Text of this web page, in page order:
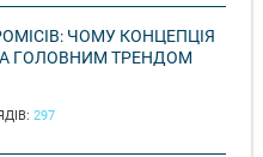
ЧОМУ КОНЦЕПЦІЯ
ГОЛОВНИМ ТРЕНДОМ
297